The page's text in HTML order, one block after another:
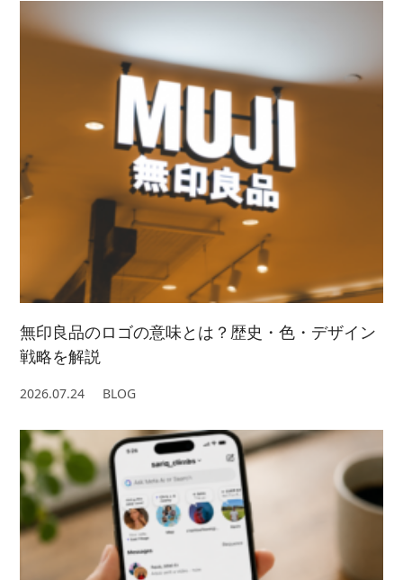
2024/ 2 (4)
2024/ 1 (5)
2023/ 3 (3)
2023/ 2 (2)
2023/ 1 (3)
2022/ 5 (5)
2022/ 4 (7)
2022/ 3 (4)
2022/ 2 (5)
2022/ 1 (5)
2021/ 7 (7)
2021/ 6 (5)
2021/ 5 (4)
2021/ 4 (7)
2021/ 3 (2)
2021/ 2 (4)
無印良品のロゴの意味とは？歴史・色・デザイン
戦略を解説
2026.07.24 BLOG